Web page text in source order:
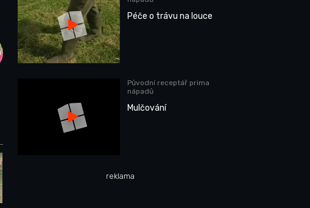
Péče o trávu na louce
Původní receptář prima
nápadů
Mulčování
reklama